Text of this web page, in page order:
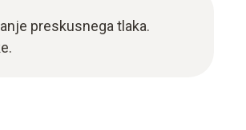
preskusnega tlaka.